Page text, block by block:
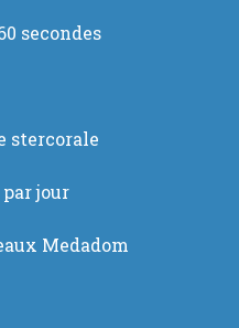
secondes
stercorale
jour
Medadom